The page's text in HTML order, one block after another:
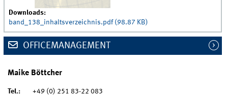
Downloads:
band_138_inhaltsverzeichnis.pdf (98.87 KB)
OFFICEMANAGEMENT
Maike Böttcher
Tel.: +49 (0) 251 83-22 083